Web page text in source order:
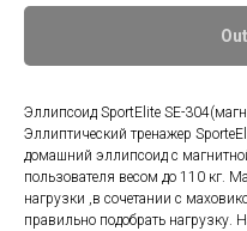
Эллипсоид SportElite SE-
Эллиптический тренажер
домашний эллипсоид с
пользователя весом до 110 кг.
нагрузки ,в сочетании с
правильно подобрать нагрузку.